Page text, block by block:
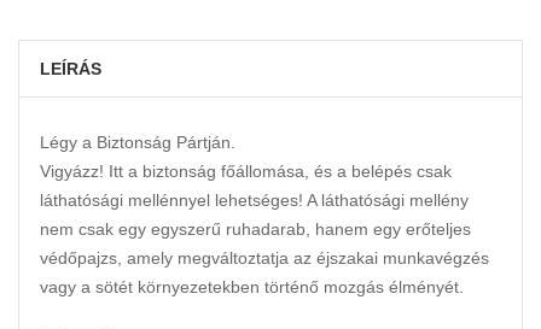
LEÍRÁS
Légy a Biztonság Pártján.
Vigyázz! Itt a biztonság főállomása, és a belépés csak
láthatósági mellénnyel lehetséges! A láthatósági mellény
nem csak egy egyszerű ruhadarab, hanem egy erőteljes
védőpajzs, amely megváltoztatja az éjszakai munkavégzés
vagy a sötét környezetekben történő mozgás élményét.